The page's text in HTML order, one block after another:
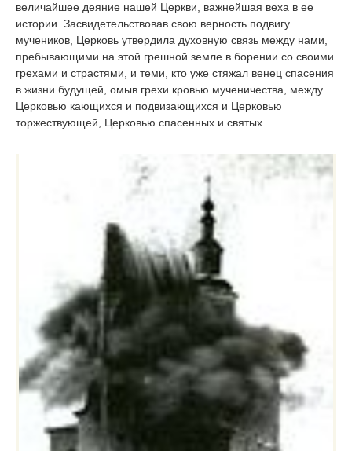
величайшее деяние нашей Церкви, важнейшая веха в ее
истории. Засвидетельствовав свою верность подвигу
мучеников, Церковь утвердила духовную связь между нами,
пребывающими на этой грешной земле в борении со своими
грехами и страстями, и теми, кто уже стяжал венец спасения
в жизни будущей, омыв грехи кровью мученичества, между
Церковью кающихся и подвизающихся и Церковью
торжествующей, Церковью спасенных и святых.